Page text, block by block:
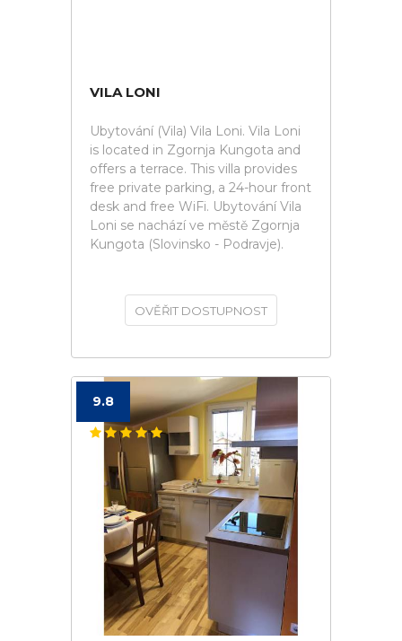
VILA LONI
Ubytování (Vila) Vila Loni. Vila Loni
is located in Zgornja Kungota and
offers a terrace. This villa provides
free private parking, a 24-hour front
desk and free WiFi. Ubytování Vila
Loni se nachází ve městě Zgornja
Kungota (Slovinsko - Podravje).
OVĚŘIT DOSTUPNOST
9.8